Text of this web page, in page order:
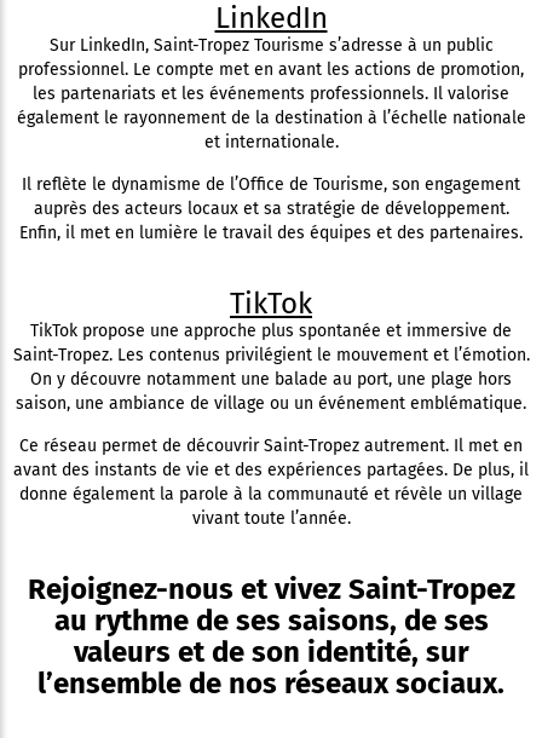
LinkedIn
Sur LinkedIn, Saint-Tropez Tourisme s’adresse à un public
professionnel. Le compte met en avant les actions de promotion,
les partenariats et les événements professionnels. Il valorise
également le rayonnement de la destination à l’échelle nationale
et internationale.
Il reflète le dynamisme de l’Office de Tourisme, son engagement
auprès des acteurs locaux et sa stratégie de développement.
Enfin, il met en lumière le travail des équipes et des partenaires.
TikTok
TikTok propose une approche plus spontanée et immersive de
Saint-Tropez. Les contenus privilégient le mouvement et l’émotion.
On y découvre notamment une balade au port, une plage hors
saison, une ambiance de village ou un événement emblématique.
Ce réseau permet de découvrir Saint-Tropez autrement. Il met en
avant des instants de vie et des expériences partagées. De plus, il
donne également la parole à la communauté et révèle un village
vivant toute l’année.
Rejoignez-nous et vivez Saint-Tropez
au rythme de ses saisons, de ses
valeurs et de son identité, sur
l’ensemble de nos réseaux sociaux.